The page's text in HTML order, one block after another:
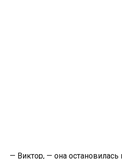
— Виктор, — она остановилась